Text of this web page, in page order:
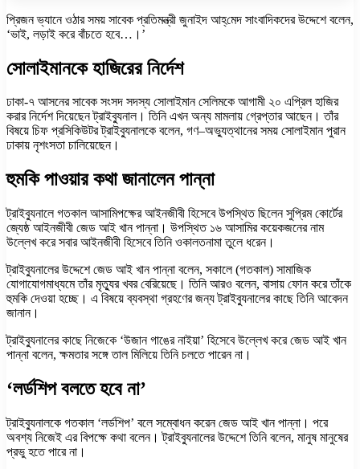
প্রিজন ভ্যানে ওঠার সময় সাবেক প্রতিমন্ত্রী জুনাইদ আহ্‌মেদ সাংবাদিকদের উদ্দেশে বলেন,
‘ভাই, লড়াই করে বাঁচতে হবে…।’
সোলাইমানকে হাজিরের নির্দেশ
ঢাকা-৭ আসনের সাবেক সংসদ সদস্য সোলাইমান সেলিমকে আগামী ২০ এপ্রিল হাজির
করার নির্দেশ দিয়েছেন ট্রাইব্যুনাল। তিনি এখন অন্য মামলায় গ্রেপ্তার আছেন। তাঁর
বিষয়ে চিফ প্রসিকিউটর ট্রাইব্যুনালকে বলেন, গণ–অভ্যুত্থানের সময় সোলাইমান পুরান
ঢাকায় নৃশংসতা চালিয়েছেন।
হুমকি পাওয়ার কথা জানালেন পান্না
ট্রাইব্যুনালে গতকাল আসামিপক্ষের আইনজীবী হিসেবে উপস্থিত ছিলেন সুপ্রিম কোর্টের
জ্যেষ্ঠ আইনজীবী জেড আই খান পান্না। উপস্থিত ১৬ আসামির কয়েকজনের নাম
উল্লেখ করে সবার আইনজীবী হিসেবে তিনি ওকালতনামা তুলে ধরেন।
ট্রাইব্যুনালের উদ্দেশে জেড আই খান পান্না বলেন, সকালে (গতকাল) সামাজিক
যোগাযোগমাধ্যমে তাঁর মৃত্যুর খবর বেরিয়েছে। তিনি আরও বলেন, বাসায় ফোন করে তাঁকে
হুমকি দেওয়া হচ্ছে। এ বিষয়ে ব্যবস্থা গ্রহণের জন্য ট্রাইব্যুনালের কাছে তিনি আবেদন
জানান।
ট্রাইব্যুনালের কাছে নিজেকে ‘উজান গাঙের নাইয়া’ হিসেবে উল্লেখ করে জেড আই খান
পান্না বলেন, ক্ষমতার সঙ্গে তাল মিলিয়ে তিনি চলতে পারেন না।
‘লর্ডশিপ বলতে হবে না’
ট্রাইব্যুনালকে গতকাল ‘লর্ডশিপ’ বলে সম্বোধন করেন জেড আই খান পান্না। পরে
অবশ্য নিজেই এর বিপক্ষে কথা বলেন। ট্রাইব্যুনালের উদ্দেশে তিনি বলেন, মানুষ মানুষের
প্রভু হতে পারে না।